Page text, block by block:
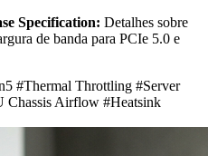
Specification: Detalhes sobre
de banda para PCIe 5.0 e
#Thermal Throttling #Server
Chassis Airflow #Heatsink